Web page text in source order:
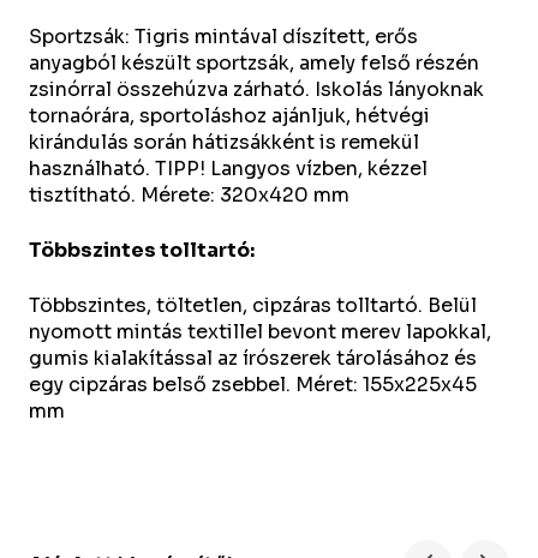
Sportzsák: Tigris mintával díszített, erős
anyagból készült sportzsák, amely felső részén
zsinórral összehúzva zárható. Iskolás lányoknak
tornaórára, sportoláshoz ajánljuk, hétvégi
kirándulás során hátizsákként is remekül
használható. TIPP! Langyos vízben, kézzel
tisztítható. Mérete: 320x420 mm
Többszintes tolltartó:
Többszintes, töltetlen, cipzáras tolltartó. Belül
nyomott mintás textillel bevont merev lapokkal,
gumis kialakítással az írószerek tárolásához és
egy cipzáras belső zsebbel. Méret: 155x225x45
mm